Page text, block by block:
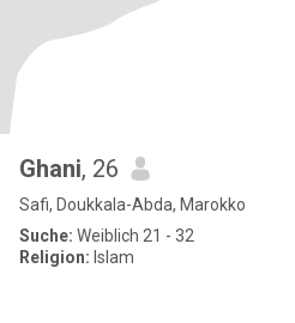
Ghani, 26
Safi, Doukkala-Abda, Marokko
Suche: Weiblich 21 - 32
Religion: Islam